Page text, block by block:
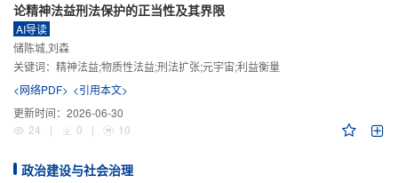
论精神法益刑法保护的正当性及其界限
AI导读
储陈城,刘森
关键词： 精神法益;物质性法益;刑法扩张;元宇宙;利益衡量
<网络PDF> <引用本文>
更新时间： 2026-06-30
24
| 0 | 10
政治建设与社会治理